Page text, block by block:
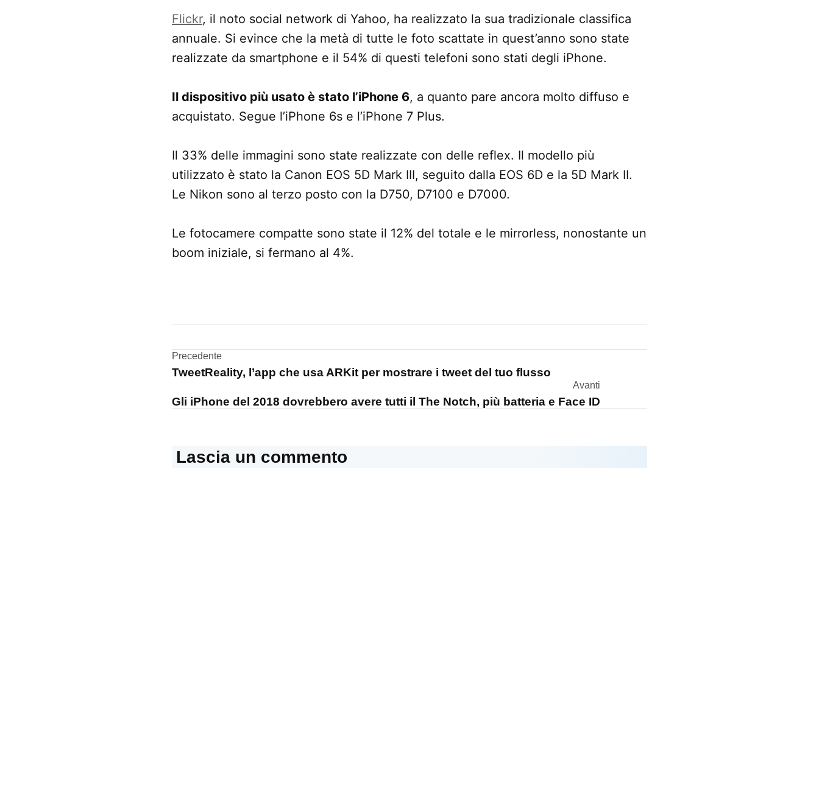
Flickr, il noto social network di Yahoo, ha realizzato la sua tradizionale classifica
annuale. Si evince che la metà di tutte le foto scattate in quest’anno sono state
realizzate da smartphone e il 54% di questi telefoni sono stati degli iPhone.
Il dispositivo più usato è stato l’iPhone 6, a quanto pare ancora molto diffuso e
acquistato. Segue l’iPhone 6s e l’iPhone 7 Plus.
Il 33% delle immagini sono state realizzate con delle reflex. Il modello più
utilizzato è stato la Canon EOS 5D Mark III, seguito dalla EOS 6D e la 5D Mark II.
Le Nikon sono al terzo posto con la D750, D7100 e D7000.
Le fotocamere compatte sono state il 12% del totale e le mirrorless, nonostante un
boom iniziale, si fermano al 4%.
Flickr
Navigazione
Precedente
TweetReality, l’app che usa ARKit per mostrare i tweet del tuo flusso
Avanti
Gli iPhone del 2018 dovrebbero avere tutti il The Notch, più batteria e Face ID
Lascia un commento